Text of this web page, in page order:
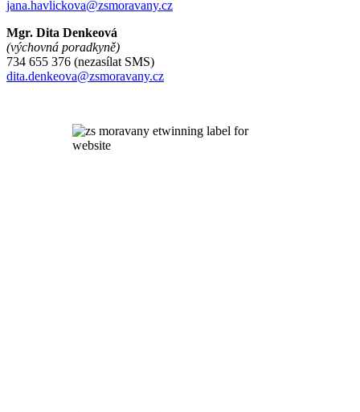
jana.havlickova@zsmoravany.cz
Mgr. Dita Denkeová
(výchovná poradkyně)
734 655 376 (nezasílat SMS)
dita.denkeova@zsmoravany.cz